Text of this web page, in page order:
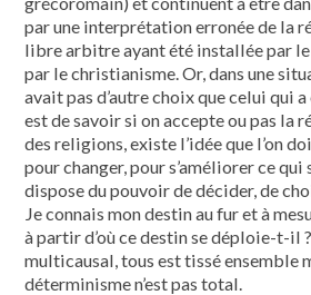
par une interprétation erronée de la
libre arbitre ayant été installée par
par le christianisme. Or, dans une
avait pas d’autre choix que celui qui
est de savoir si on accepte ou pas la
des religions, existe l’idée que l’on
pour changer, pour s’améliorer ce qui
dispose du pouvoir de décider, de
Je connais mon destin au fur et à
à partir d’où ce destin se déploie-t-il
multicausal, tous est tissé ensemble
déterminisme n’est pas total.